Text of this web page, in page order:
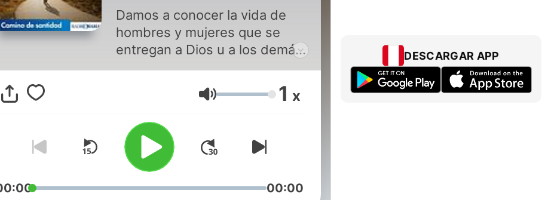
Damos a conocer la vida de
hombres y mujeres que se
entregan a Dios u a los demás,
en especial a los más
necesitados. Este espacio no
sólo presenta la santidad de
personas conocidas, sino de
aquellos cuyo mñerito y gracia
quedó más bien reducida a
lugares y grupos sociales
menos extensos. La santidad
Volumen 1 x
00:00
DESCARGAR APP